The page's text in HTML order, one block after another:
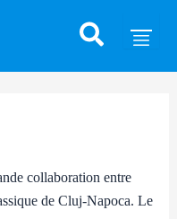
collaboration entre
de Cluj-Napoca. Le